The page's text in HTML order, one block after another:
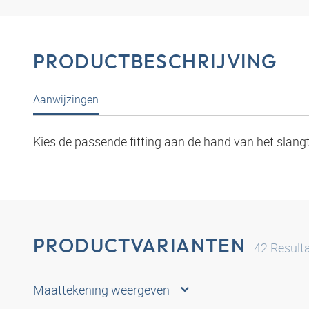
PRODUCTBESCHRIJVING
Aanwijzingen
Kies de passende fitting aan de hand van het
PRODUCTVARIANTEN 42
Maattekening weergeven